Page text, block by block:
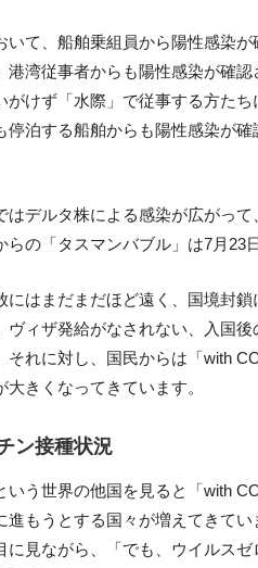
いて、船舶乗組員から陽性感染
湾従事者からも陽性感染が確認
けず「水際」で従事する方た
泊する船舶からも陽性感染が
はデルタ株による感染が広がっ
の「タスマンバブル」は7月23
にはまだまだほど遠く、国境封
ヴィザ発給がなされない、入国
れに対し、国民からは「with
きくなってきています。
ン接種状況
いう世界の他国を見ると「with
もうとする国々が増えてきてい
に見ながら、「でも、ウイルス